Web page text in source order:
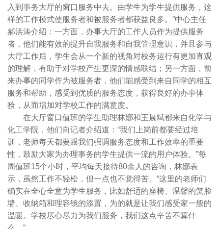
入到事务大厅的窗口服务中去。由学生为学生提供服务，这
样的工作模式使服务者和被服务者都获益良多。”中心主任
郝洪涛介绍：一方面，办事大厅的工作人员作为提供服务
者，他们能有效的提升自我服务和自我管理意识，并且参与
大厅工作后，学生会从一个新的视角对校务运行有更加直观
的理解，有助于对学校产生更深的情感联结；另一方面，前
来办事的同学作为被服务者，他们能感受到来自同学的相互
服务和帮助，感受到优质的服务态度，获得良好的办事体
验，从而增加对学校工作的满意度。
在大厅窗口值班的学生助理林娜和王晨斌都来自化学与
化工学院，他们向记者介绍道：“我们上岗前都要经过培
训，老师每天都要跟我们强调服务态度和工作效率的重要
性，鼓励大家为办理事务的学生提供一流的用户体验。”每
周值班15个小时，平均每天接待80余人的咨询，林娜表
示，虽然工作不轻松，但一点也不觉得苦。“这里的老师们
确实在全心全意为学生服务，比如舒适的座椅、温馨的笑脸
墙、收纳箱和理容镜的添置，为的就是让我们感受家一般的
温暖。学校尽心尽力为我们服务，我们这点辛苦不算什